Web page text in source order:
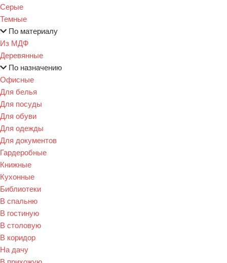
Серые
Темные
По материалу
Из МДФ
Деревянные
По назначению
Офисные
Для белья
Для посуды
Для обуви
Для одежды
Для документов
Гардеробные
Книжные
Кухонные
Библиотеки
В спальню
В гостиную
В столовую
В коридор
На дачу